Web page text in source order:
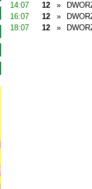
14:07
12 »
16:07
12 »
18:07
12 »